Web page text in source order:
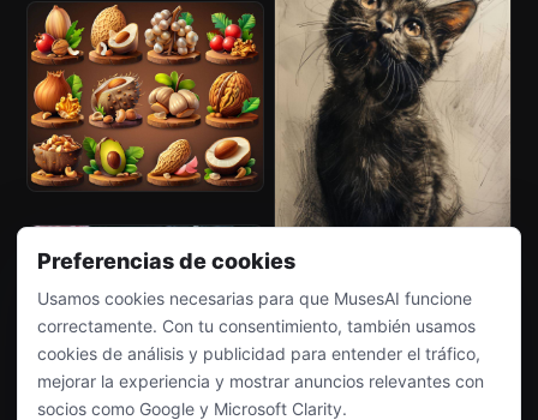
Preferencias de cookies
Usamos cookies necesarias para que MusesAI funcione
correctamente. Con tu consentimiento, también usamos
cookies de análisis y publicidad para entender el tráfico,
mejorar la experiencia y mostrar anuncios relevantes con
socios como Google y Microsoft Clarity.